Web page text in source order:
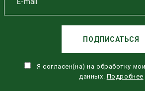
Я согласен(на) на обработку
данных. Подробнее
ПОДПИСАТЬСЯ